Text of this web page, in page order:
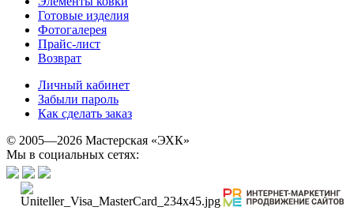
Готовые изделия
Фотогалерея
Прайс-лист
Возврат
Личный кабинет
Забыли пароль
Как сделать заказ
© 2005—2026 Мастерская «ЭХК»
Мы в социальных сетях: